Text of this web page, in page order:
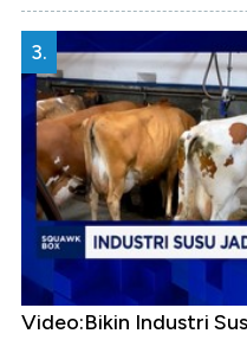
3.
Video:Bikin Industri